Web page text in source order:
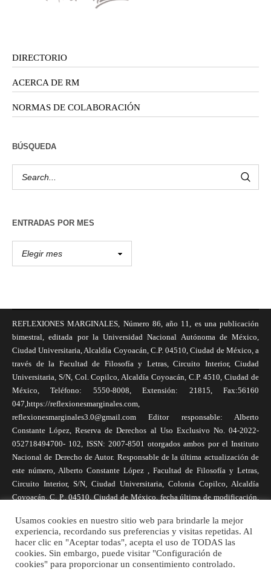
DIRECTORIO
ACERCA DE RM
NORMAS DE COLABORACIÓN
BÚSQUEDA
ENTRADAS POR MES
REFLEXIONES MARGINALES, Número 86, año 11, es una publicación
bimestral, editada por la Universidad Nacional Autónoma de México,
Ciudad Universitaria, Alcaldía Coyoacán, C.P. 04510, Ciudad de México, a
través de la Facultad de Filosofía y Letras, Circuito Interior, Ciudad
Universitaria, S/N, Col. Copilco, Alcaldía Coyoacán, C.P. 4510, Ciudad de
México, Teléfono: 5550-8008, Extensión: 21815, Fax:56160
047,https://reflexionesmarginales.com,
reflexionesmarginales3.0@gmail.com Editor responsable: Alberto
Constante López, Reserva de Derechos al Uso Exclusivo No. 04-2022-
052718494700- 102, ISSN: 2007-8501 otorgados ambos por el Instituto
Nacional de Derecho de Autor. Responsable de la última actualización de
este número, Alberto Constante López , Facultad de Filosofía y Letras,
Circuito Interior, S/N, Ciudad Universitaria, Colonia Copilco, Alcaldía
Coyoacán, C. P., 04510, Ciudad de México, fecha última de modificación,
necesariamente reflejan la postura de la revista, ni de Universidad Nacional
Autónoma de México. Los autores son responsables de los contenidos de
sus artículos. Se autoriza la reproducción total o parcial de los textos aquí
publicados siempre y cuando se cite la fuente completa y la dirección
Usamos cookies en nuestro sitio web para brindarle la mejor
experiencia, recordando sus preferencias y visitas repetidas. Al
hacer clic en "Aceptar todas", acepta el uso de TODAS las
cookies. Sin embargo, puede visitar "Configuración de
cookies" para proporcionar un consentimiento controlado.